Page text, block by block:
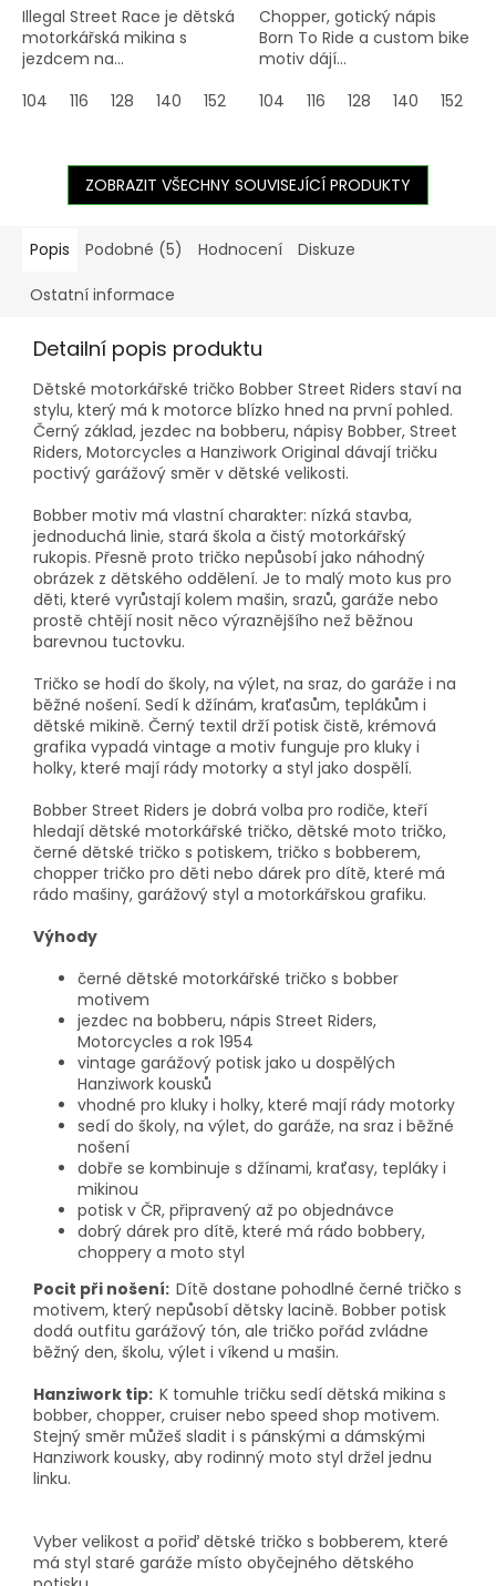
Illegal Street Race je dětská
motorkářská mikina s
jezdcem na...
104
116 128 140 152 164
Chopper, gotický nápis
Born To Ride a custom bike
motiv dájí...
104
116 128 140 152
ZOBRAZIT VŠECHNY SOUVISEJÍCÍ PRODUKTY
Popis Podobné (5) Hodnocení Diskuze
Ostatní informace
Detailní popis produktu
Dětské motorkářské tričko Bobber Street Riders staví na
stylu, který má k motorce blízko hned na první pohled.
Černý základ, jezdec na bobberu, nápisy Bobber, Street
Riders, Motorcycles a Hanziwork Original dávají tričku
poctivý garážový směr v dětské velikosti.
Bobber motiv má vlastní charakter: nízká stavba,
jednoduchá linie, stará škola a čistý motorkářský
rukopis. Přesně proto tričko nepůsobí jako náhodný
obrázek z dětského oddělení. Je to malý moto kus pro
děti, které vyrůstají kolem mašin, srazů, garáže nebo
prostě chtějí nosit něco výraznějšího než běžnou
barevnou tuctovku.
Tričko se hodí do školy, na výlet, na sraz, do garáže i na
běžné nošení. Sedí k džínám, kraťasům, teplákům i
dětské mikině. Černý textil drží potisk čistě, krémová
grafika vypadá vintage a motiv funguje pro kluky i
holky, které mají rády motorky a styl jako dospělí.
Bobber Street Riders je dobrá volba pro rodiče, kteří
hledají dětské motorkářské tričko, dětské moto tričko,
černé dětské tričko s potiskem, tričko s bobberem,
chopper tričko pro děti nebo dárek pro dítě, které má
rádo mašiny, garážový styl a motorkářskou grafiku.
Výhody
černé dětské motorkářské tričko s bobber
motivem
jezdec na bobberu, nápis Street Riders,
Motorcycles a rok 1954
vintage garážový potisk jako u dospělých
Hanziwork kousků
vhodné pro kluky i holky, které mají rády motorky
sedí do školy, na výlet, do garáže, na sraz i běžné
nošení
dobře se kombinuje s džínami, kraťasy, tepláky i
mikinou
potisk v ČR, připravený až po objednávce
dobrý dárek pro dítě, které má rádo bobbery,
choppery a moto styl
Pocit při nošení: Dítě dostane pohodlné černé tričko s
motivem, který nepůsobí dětsky lacině. Bobber potisk
dodá outfitu garážový tón, ale tričko pořád zvládne
běžný den, školu, výlet i víkend u mašin.
Hanziwork tip: K tomuhle tričku sedí dětská mikina s
bobber, chopper, cruiser nebo speed shop motivem.
Stejný směr můžeš sladit i s pánskými a dámskými
Hanziwork kousky, aby rodinný moto styl držel jednu
linku.
Vyber velikost a pořiď dětské tričko s bobberem, které
má styl staré garáže místo obyčejného dětského